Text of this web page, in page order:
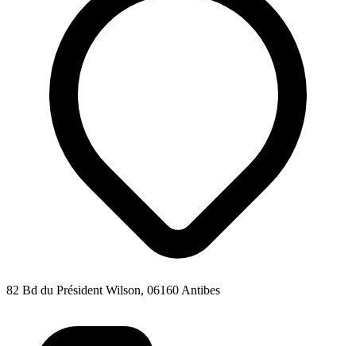
82 Bd du Président Wilson, 06160 Antibes